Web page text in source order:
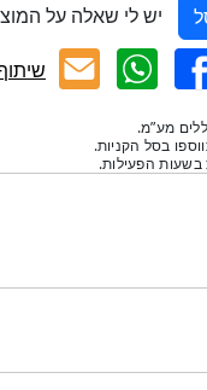
יש לי שאלה על
מע”מ.
בסל הקניות.
הפעילות.